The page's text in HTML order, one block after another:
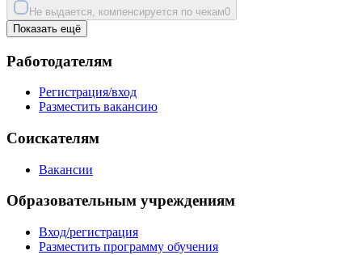
Не выдается, компенсируется по чекам0
Показать ещё
Работодателям
Регистрация/вход
Разместить вакансию
Соискателям
Вакансии
Образовательным учреждениям
Вход/регистрация
Разместить программу обучения